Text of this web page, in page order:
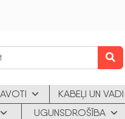
KABEĻI UN VADI
UGUNSDROŠĪBA